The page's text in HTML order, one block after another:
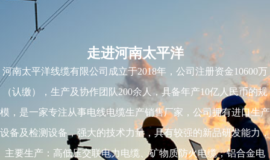
走进河南太平洋
河南太平洋线缆有限公司成立于2018年，公司注册资金10600万
（认缴），生产及协作团队200余人，具备年产10亿人民币的规
模，是一家专注从事电线电缆生产销售厂家，公司拥有进口生产
设备及检测设备，强大的技术力量，具有较强的新品研发能力，
主要生产：高低压交联电力电缆、矿物质防火电缆，铝合金电